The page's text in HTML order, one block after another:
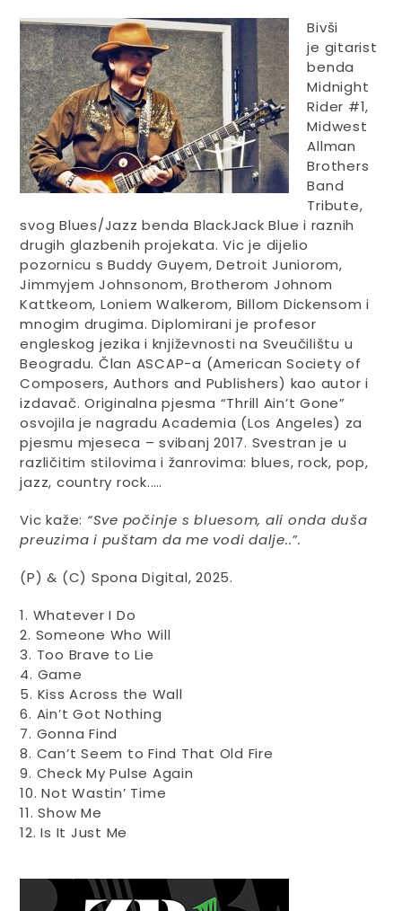
Bivši
je gitarist
benda
Midnight
Rider #1,
Midwest
Allman
Brothers
Band
Tribute,
svog Blues/Jazz benda BlackJack Blue i raznih
drugih glazbenih projekata. Vic je dijelio
pozornicu s Buddy Guyem, Detroit Juniorom,
Jimmyjem Johnsonom, Brotherom Johnom
Kattkeom, Loniem Walkerom, Billom Dickensom i
mnogim drugima. Diplomirani je profesor
engleskog jezika i književnosti na Sveučilištu u
Beogradu. Član ASCAP-a (American Society of
Composers, Authors and Publishers) kao autor i
izdavač. Originalna pjesma “Thrill Ain’t Gone”
osvojila je nagradu Academia (Los Angeles) za
pjesmu mjeseca – svibanj 2017. Svestran je u
različitim stilovima i žanrovima: blues, rock, pop,
jazz, country rock..…
Vic kaže: “Sve počinje s bluesom, ali onda duša
preuzima i puštam da me vodi dalje..”.
(P) & (C) Spona Digital, 2025.
1. Whatever I Do
2. Someone Who Will
3. Too Brave to Lie
4. Game
5. Kiss Across the Wall
6. Ain’t Got Nothing
7. Gonna Find
8. Can’t Seem to Find That Old Fire
9. Check My Pulse Again
10. Not Wastin’ Time
11. Show Me
12. Is It Just Me